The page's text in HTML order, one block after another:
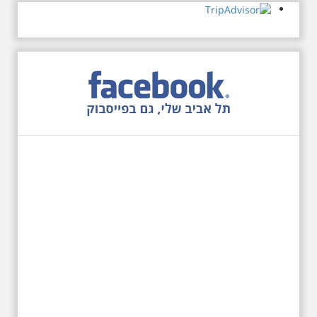
המנדט למוקד טרור נגד יהודים.
נכבשה ב"מבצע חמץ" והפכה